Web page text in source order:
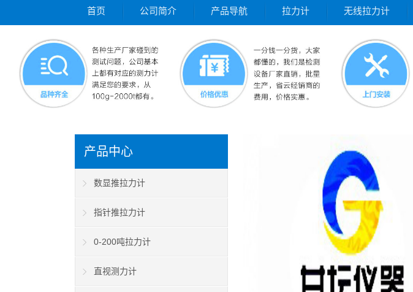
首页 公司简介 产品导航 拉力计 无线拉力计
产品中心
数显推拉力计
指针推拉力计
0-200吨拉力计
直视测力计